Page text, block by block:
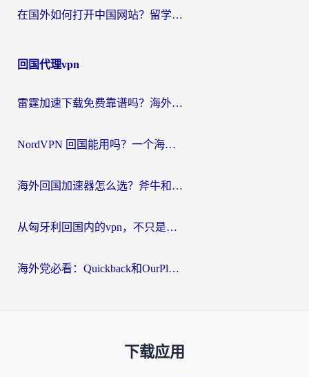
在国外如何打开中国网站？留学生与海外华人的无缝访问指南
回国代理vpn
雷霆加速下载免费靠谱吗？海外党选回国加速器的避坑指南（附热门工具对比）
NordVPN 回国能用吗？一个海外用户必须面对的真实困境
海外回国加速器怎么选？斧牛和海龟哪个好？一篇帮你避开坑的实用指南
从匈牙利回国内的vpn，不只是为了刷剧那么简单
海外党必看：Quickback和OurPlay好用吗？3分钟选对回国加速器，无缝刷剧玩游戏
下载应用